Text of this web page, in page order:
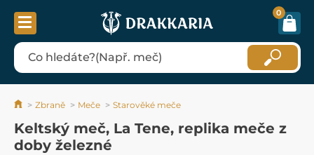
0
Zbraně Meče Starověké meče
Keltský meč, La Tene, replika meče z
doby železné